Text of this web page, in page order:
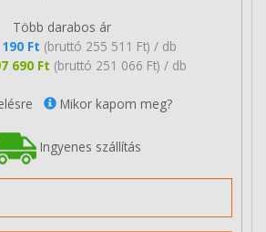
Több darabos ár
Ft (bruttó 255 511 Ft) / db
690 Ft (bruttó 251 066 Ft) / db
Mikor kapom meg?
Ingyenes szállítás